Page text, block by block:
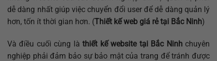
dễ dàng nhất giúp việc chuyển đổi user để dễ dàng quản lý
hơn, tốn ít thời gian hơn. (Thiết kế web giá rẻ tại Bắc Ninh)
Và điều cuối cùng làthiết kế website tại Bắc Ninhchuyên
nghiệp phải đảm bảo sự bảo mật của trang để tránh được